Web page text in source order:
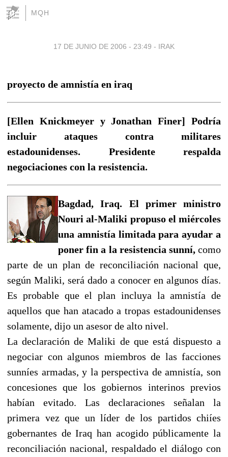
MQH
17 DE JUNIO DE 2006 - 23:49 - IRAK
proyecto de amnistía en iraq
[Ellen Knickmeyer y Jonathan Finer] Podría
incluir ataques contra militares
estadounidenses. Presidente respalda
negociaciones con la resistencia.
Bagdad, Iraq. El primer ministro
Nouri al-Maliki propuso el miércoles
una amnistía limitada para ayudar a
poner fin a la resistencia sunní,como
parte de un plan de reconciliación nacional que,
según Maliki, será dado a conocer en algunos días.
Es probable que el plan incluya la amnistía de
aquellos que han atacado a tropas estadounidenses
solamente, dijo un asesor de alto nivel.
La declaración de Maliki de que está dispuesto a
negociar con algunos miembros de las facciones
sunníes armadas, y la perspectiva de amnistía, son
concesiones que los gobiernos interinos previos
habían evitado. Las declaraciones señalan la
primera vez que un líder de los partidos chiíes
gobernantes de Iraq han acogido públicamente la
reconciliación nacional, respaldado el diálogo con